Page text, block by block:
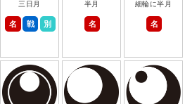
三日月
名 戦 別
半月
名
細輪に半月
名